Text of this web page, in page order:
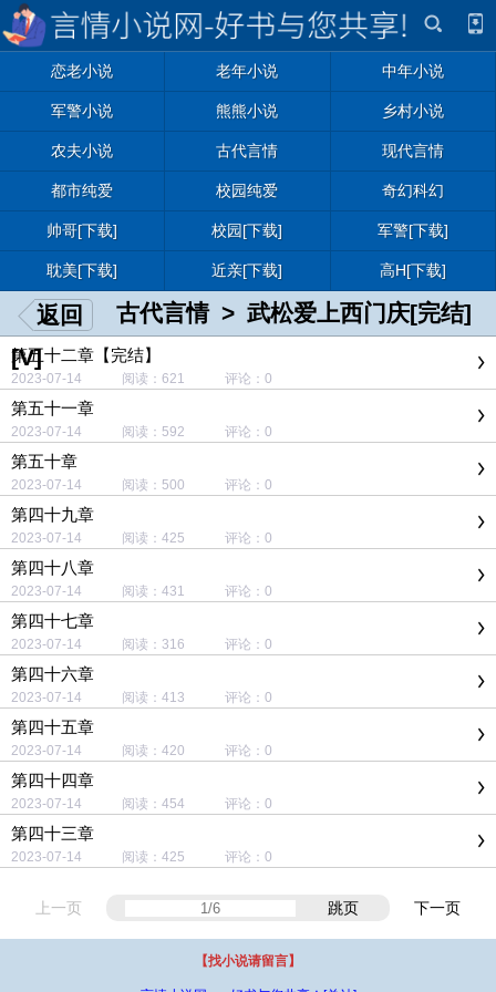
恋老小说 老年小说 中年小说
军警小说 熊熊小说 乡村小说
农夫小说 古代言情 现代言情
都市纯爱 校园纯爱 奇幻科幻
帅哥[下载] 校园[下载] 军警[下载]
耽美[下载] 近亲[下载] 高H[下载]
返回 古代言情> 武松爱上西门庆[完结]
[V]
第五十二章【完结】
2023-07-14 阅读：621 评论：0
第五十一章
2023-07-14 阅读：592 评论：0
第五十章
2023-07-14 阅读：500 评论：0
第四十九章
2023-07-14 阅读：425 评论：0
第四十八章
2023-07-14 阅读：431 评论：0
第四十七章
2023-07-14 阅读：316 评论：0
第四十六章
2023-07-14 阅读：413 评论：0
第四十五章
2023-07-14 阅读：420 评论：0
第四十四章
2023-07-14 阅读：454 评论：0
第四十三章
2023-07-14 阅读：425 评论：0
上一页 跳页 下一页
【找小说请留言】